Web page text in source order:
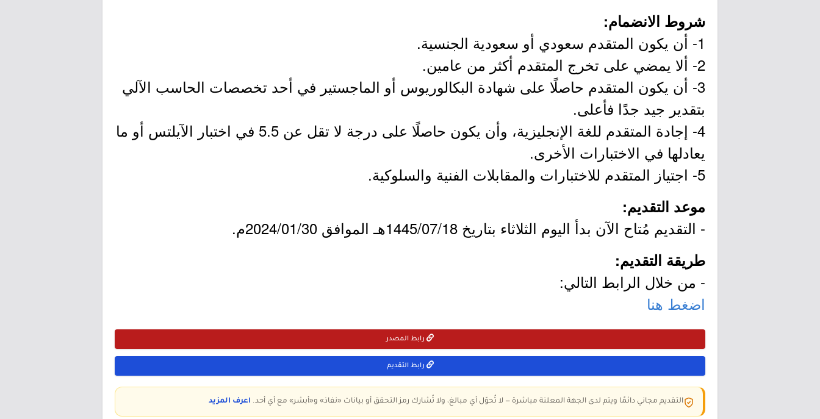
شروط الانضمام:
1- أن يكون المتقدم سعودي أو سعودية الجنسية.
2- ألا يمضي على تخرج المتقدم أكثر من عامين.
3- أن يكون المتقدم حاصلًا على شهادة البكالوريوس أو الماجستير في أحد تخصصات الحاسب الآلي
بتقدير جيد جدًا فأعلى.
4- إجادة المتقدم للغة الإنجليزية، وأن يكون حاصلًا على درجة لا تقل عن 5.5 في اختبار الآيلتس أو ما
يعادلها في الاختبارات الأخرى.
5- اجتياز المتقدم للاختبارات والمقابلات الفنية والسلوكية.
موعد التقديم:
- التقديم مُتاح الآن بدأ اليوم الثلاثاء بتاريخ 1445/07/18هـ الموافق 2024/01/30م.
طريقة التقديم:
- من خلال الرابط التالي:
اضغط هنا
رابط المصدر
رابط التقديم
التقديم مجاني دائمًا ويتم لدى الجهة المعلنة مباشرة — لا تُحوّل أي مبالغ، ولا تُشارك رمز التحقق أو بيانات «نفاذ» و«أبشر» مع أي أحد. اعرف المزيد